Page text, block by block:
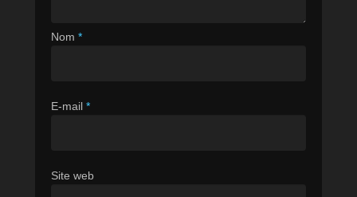
Nom *
E-mail *
Site web